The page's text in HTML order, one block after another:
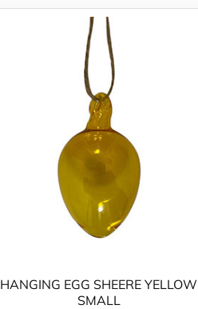
HANGING EGG SHEERE YELLOW
SMALL